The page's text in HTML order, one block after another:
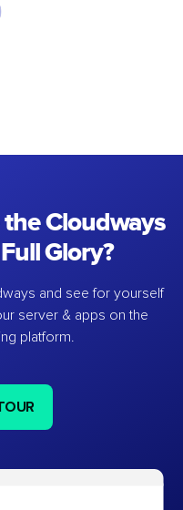
Cloudways
Glory?
and see for yourself
server & apps on the
platform.